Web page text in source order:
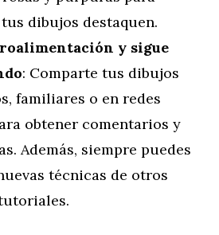
dibujos destaquen.
y sigue
: Comparte tus dibujos
familiares o en redes
obtener comentarios y
Además, siempre puedes
técnicas de otros